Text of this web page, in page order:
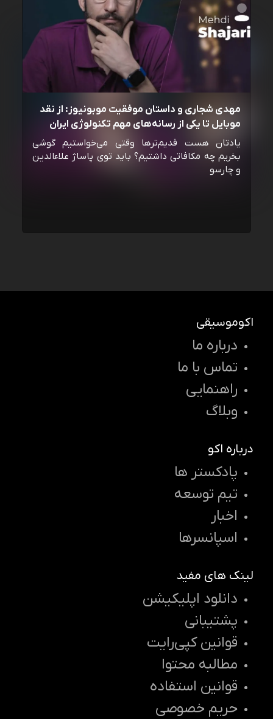
مهدی شجاری و داستان موفقیت موبونیوز: از نقد
موبایل تا یکی از رسانه‌‌های مهم تکنولوژی ایران
یادتان هست قدیم‌ترها وقتی می‌خواستیم گوشی
بخریم چه مکافاتی داشتیم؟ باید توی پاساژ علاءالدین
و چارسو
اکوموسیقی
درباره ما
تماس با ما
راهنمایی
وبلاگ
درباره اکو
پادکستر ها
تیم توسعه
اخبار
اسپانسرها
لینک های مفید
دانلود اپلیکیشن
پشتیبانی
قوانین کپی‌رایت
مطالبه محتوا
قوانین استفاده
حریم خصوصی